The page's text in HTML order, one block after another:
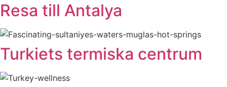
Resa till Antalya
Turkiets termiska centrum